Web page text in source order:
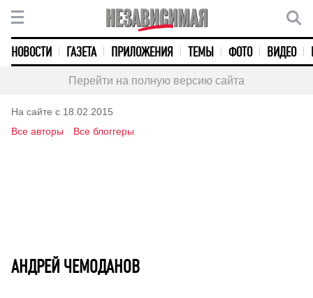
НОВОСТИ ГАЗЕТА ПРИЛОЖЕНИЯ ТЕМЫ ФОТО ВИДЕО
Перейти на полную версию сайта
На сайте с 18.02.2015
Все авторы
Все блоггеры
АНДРЕЙ ЧЕМОДАНОВ